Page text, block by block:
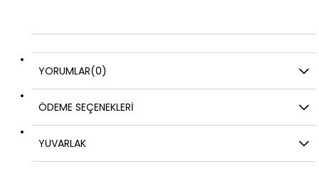
YORUMLAR(0)
ÖDEME SEÇENEKLERI
YUVARLAK